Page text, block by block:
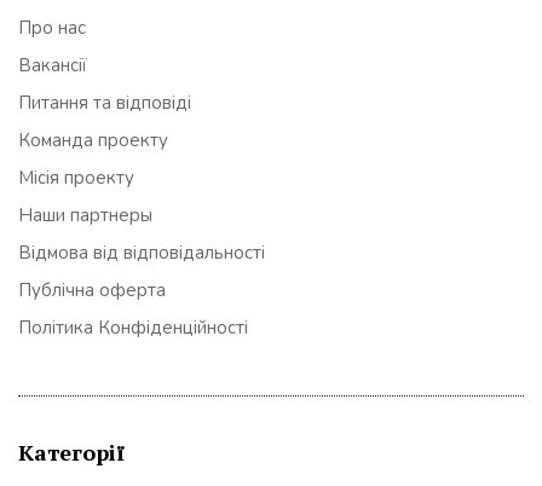
Про нас
Вакансії
Питання та відповіді
Команда проекту
Місія проекту
Наши партнеры
Відмова від відповідальності
Публічна оферта
Політика Конфіденційності
Категорії